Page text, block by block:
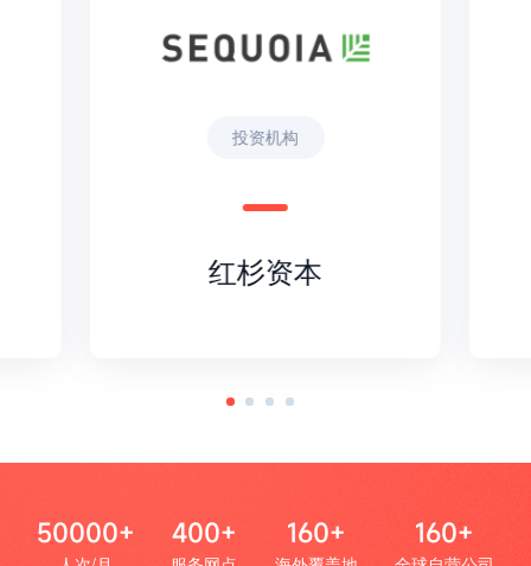
投资机构
红杉资本
50000+ 400+ 160+ 160+